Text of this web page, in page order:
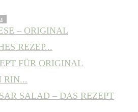
– ORIGINAL
REZEP...
FÜR ORIGINAL
RIN...
SALAD – DAS REZEPT